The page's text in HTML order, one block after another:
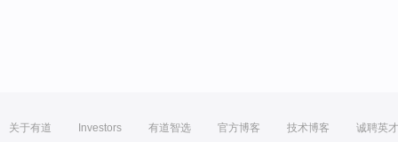
关于有道 Investors 有道智选 官方博客 技术博客 诚聘英才